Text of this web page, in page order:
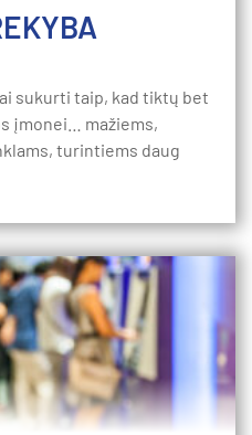
sukurti taip, kad tiktų bet
įmonei… mažiems,
turintiems daug